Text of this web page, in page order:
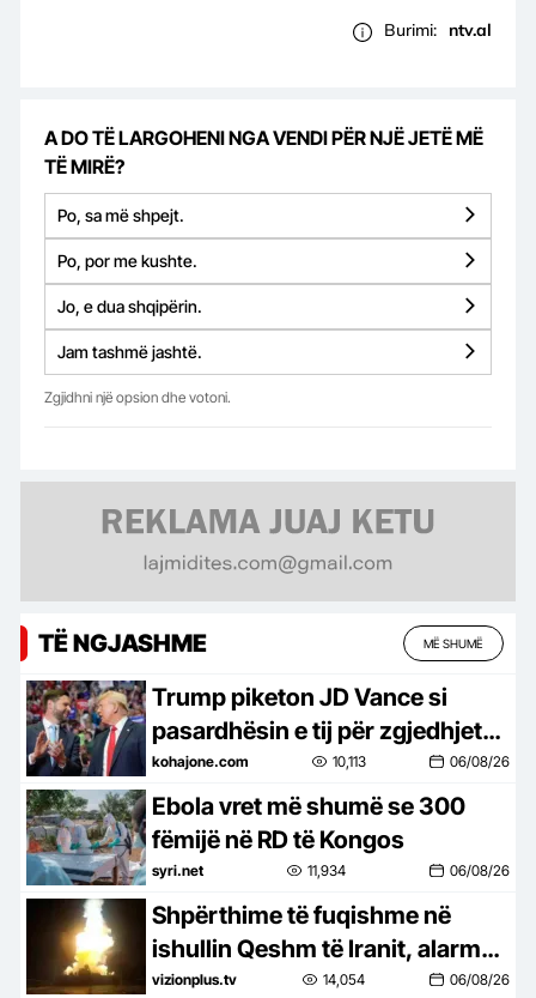
Burimi: ntv.al
A DO TË LARGOHENI NGA VENDI PËR NJË JETË MË
TË MIRË?
Po, sa më shpejt.
Po, por me kushte.
Jo, e dua shqipërin.
Jam tashmë jashtë.
Zgjidhni një opsion dhe votoni.
TË NGJASHME MË SHUMË
Trump piketon JD Vance si
pasardhësin e tij për zgjedhjet
2028
kohajone.com 10,113 06/08/26
Ebola vret më shumë se 300
fëmijë në RD të Kongos
syri.net 11,934 06/08/26
Shpërthime të fuqishme në
ishullin Qeshm të Iranit, alarm
në Gjirin Persik!
vizionplus.tv 14,054 06/08/26